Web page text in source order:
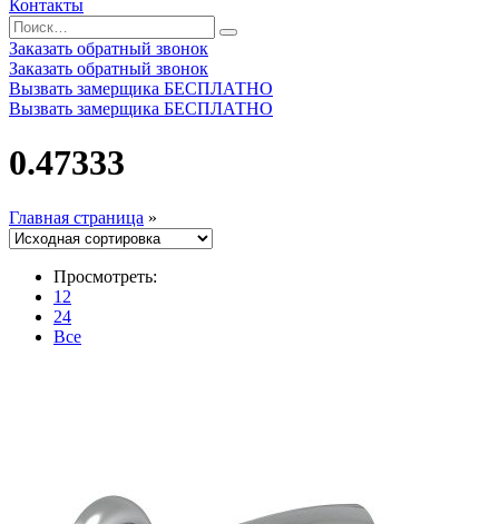
Контакты
Заказать обратный звонок
Заказать обратный звонок
Вызвать замерщика БЕСПЛАТНО
Вызвать замерщика БЕСПЛАТНО
0.47333
Главная страница »
Просмотреть:
12
24
Все